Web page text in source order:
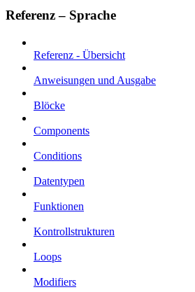
Referenz – Sprache
Referenz - Übersicht
Anweisungen und Ausgabe
Blöcke
Components
Conditions
Datentypen
Funktionen
Kontrollstrukturen
Loops
Modifiers